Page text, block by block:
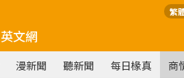
繁
英文網
漫新聞 聽新聞 每日椽真 商